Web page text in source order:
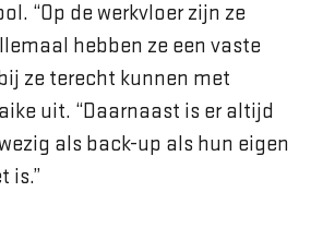
“Op de werkvloer zijn ze
hebben ze een vaste
ze terecht kunnen met
uit. “Daarnaast is er altijd
als back-up als hun eigen
is.”